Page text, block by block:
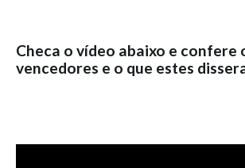
Matosinhos HD
Checa o vídeo abaixo e confere
vencedores e o que estes